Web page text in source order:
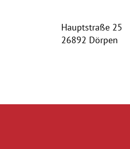
Hauptstraße 25
26892 Dörpen